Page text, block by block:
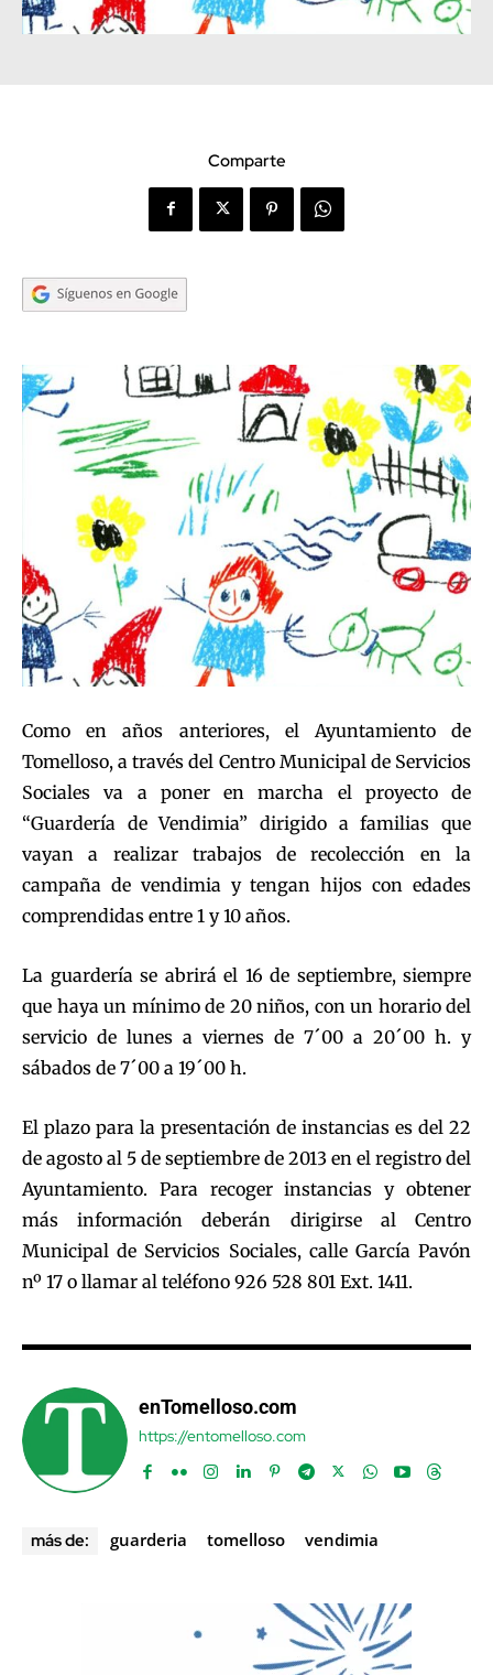
Comparte
Como en años anteriores, el Ayuntamiento de
Tomelloso, a través del Centro Municipal de Servicios
Sociales va a poner en marcha el proyecto de
“Guardería de Vendimia” dirigido a familias que
vayan a realizar trabajos de recolección en la
campaña de vendimia y tengan hijos con edades
comprendidas entre 1 y 10 años.
La guardería se abrirá el 16 de septiembre, siempre
que haya un mínimo de 20 niños, con un horario del
servicio de lunes a viernes de 7´00 a 20´00 h. y
sábados de 7´00 a 19´00 h.
El plazo para la presentación de instancias es del 22
de agosto al 5 de septiembre de 2013 en el registro del
Ayuntamiento. Para recoger instancias y obtener
más información deberán dirigirse al Centro
Municipal de Servicios Sociales, calle García Pavón
nº 17 o llamar al teléfono 926 528 801 Ext. 1411.
enTomelloso.com
https://entomelloso.com
más de: guarderia tomelloso vendimia